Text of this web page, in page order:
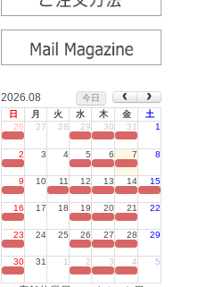
2026.08
今日
日
月 火 水 木 金
土
26
27 28 29 30 31 1
2 3 4 5 6 7 8
9 10 11 12 13 14 15
16 17 18 19 20 21 22
23 24 25 26 27 28 29
30 31 1 2 3 4 5